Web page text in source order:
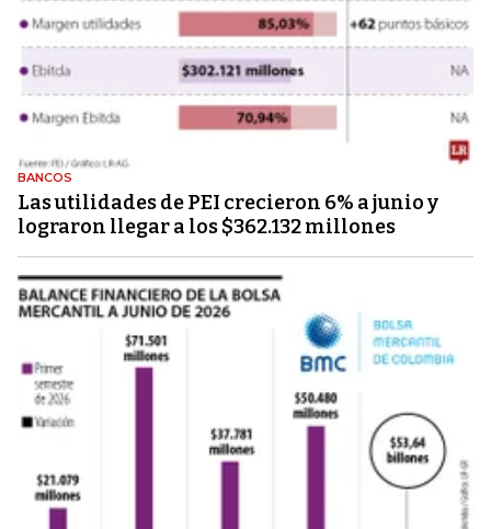
BANCOS
Las utilidades de PEI crecieron 6% a junio y
lograron llegar a los $362.132 millones